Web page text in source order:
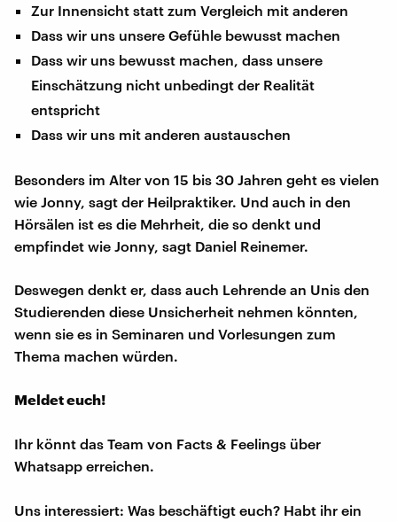
Zur Innensicht statt zum Vergleich mit anderen
Dass wir uns unsere Gefühle bewusst machen
Dass wir uns bewusst machen, dass unsere
Einschätzung nicht unbedingt der Realität
entspricht
Dass wir uns mit anderen austauschen
Besonders im Alter von 15 bis 30 Jahren geht es vielen
wie Jonny, sagt der Heilpraktiker. Und auch in den
Hörsälen ist es die Mehrheit, die so denkt und
empfindet wie Jonny, sagt Daniel Reinemer.
Deswegen denkt er, dass auch Lehrende an Unis den
Studierenden diese Unsicherheit nehmen könnten,
wenn sie es in Seminaren und Vorlesungen zum
Thema machen würden.
Meldet euch!
Ihr könnt das Team von Facts & Feelings über
Whatsapp erreichen.
Uns interessiert: Was beschäftigt euch? Habt ihr ein